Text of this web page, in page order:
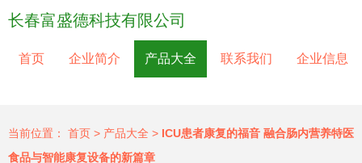
长春富盛德科技有限公司
首页 企业简介 产品大全 联系我们 企业信息
当前位置： 首页 > 产品大全 > ICU患者康复的福音 融合肠内营养特医
食品与智能康复设备的新篇章